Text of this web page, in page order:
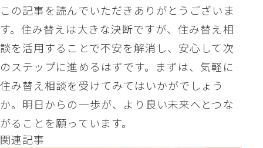
この記事を読んでいただきありがとうございま
す。住み替えは大きな決断ですが、住み替え相
談を活用することで不安を解消し、安心して次
のステップに進めるはずです。まずは、気軽に
住み替え相談を受けてみてはいかがでしょう
か。明日からの一歩が、より良い未来へとつな
がることを願っています。
関連記事